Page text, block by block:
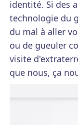
identité. Si des
technologie du
du mal à aller
ou de gueuler
visite
que nous, ça